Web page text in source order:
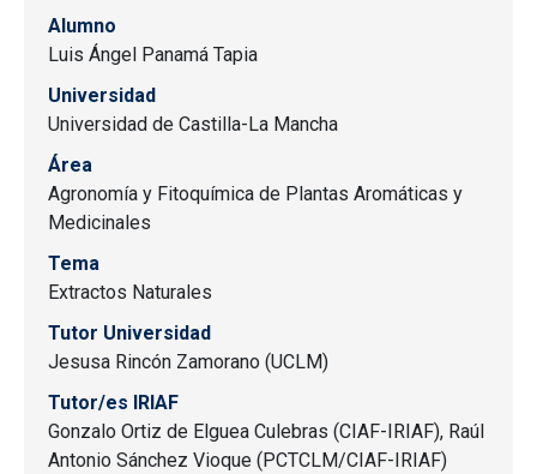
Alumno
Luis Ángel Panamá Tapia
Universidad
Universidad de Castilla-La Mancha
Área
Agronomía y Fitoquímica de Plantas Aromáticas y
Medicinales
Tema
Extractos Naturales
Tutor Universidad
Jesusa Rincón Zamorano (UCLM)
Tutor/es IRIAF
Gonzalo Ortiz de Elguea Culebras (CIAF-IRIAF), Raúl
Antonio Sánchez Vioque (PCTCLM/CIAF-IRIAF)